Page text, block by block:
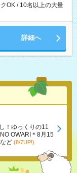
OK / 10名以上の大量
詳細へ
！ゆっくりの11
OWARI＊8月15
ど (8/7UP!)